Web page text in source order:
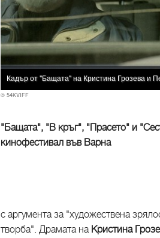
Кадър от "Бащата" на Кристина Грозева и
© 54KVIFF
"Бащата", "В кръг", "Прасето" и
кинофестивал във Варна
с аргумента за "художествена
творба". Драмата на Кристина